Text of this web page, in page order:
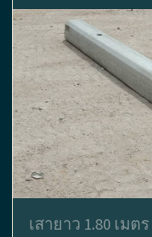
เสายาว 1.80 เมต